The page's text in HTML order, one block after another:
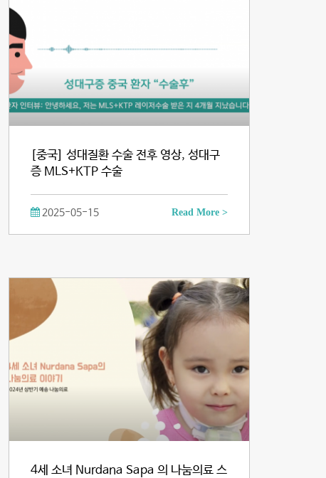
[중국] 성대질환 수술 전후 영상, 성대구
증 MLS+KTP 수술
2025-05-15 Read More >
4세 소녀 Nurdana Sapa 의 나눔의료 스